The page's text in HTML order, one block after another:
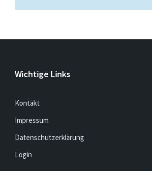
Wichtige Links
Kontakt
Impressum
Datenschutzerklärung
Login